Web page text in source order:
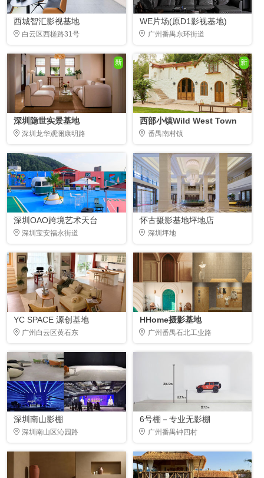
西城智汇影视基地
白云区西槎路31号
WE片场(原D1影视基地)
广州番禺东环街道
新
深圳隐世实景基地
深圳龙华观澜康明路
新
西部小镇Wild West Town
番禺南村镇
深圳OAO跨境艺术天台
深圳宝安福永街道
怀古摄影基地坪地店
深圳坪地
YC SPACE 源创基地
广州白云区黄石东
HHome摄影基地
广州番禺石北工业路
深圳南山影棚
深圳南山区沁园路
6号棚－专业无影棚
广州番禺钟四村